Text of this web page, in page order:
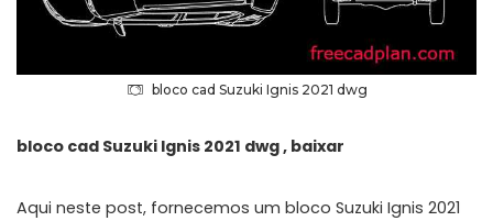
bloco cad Suzuki Ignis 2021 dwg
bloco cad Suzuki Ignis 2021 dwg , baixar
Aqui neste post, fornecemos um bloco Suzuki Ignis 2021